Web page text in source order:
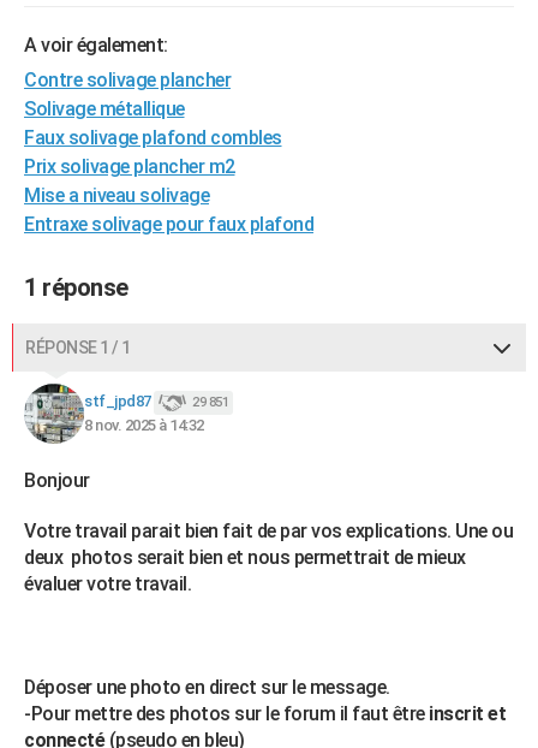
A voir également:
Contre solivage plancher
Solivage métallique
Faux solivage plafond combles
Prix solivage plancher m2
Mise a niveau solivage
Entraxe solivage pour faux plafond
1 réponse
RÉPONSE 1 / 1
stf_jpd87 29 851
8 nov. 2025 à 14:32
Bonjour
Votre travail parait bien fait de par vos explications. Une ou
deux photos serait bien et nous permettrait de mieux
évaluer votre travail.
Déposer une photo en direct sur le message.
-Pour mettre des photos sur le forum il faut êtreinscrit et
connecté (pseudo en bleu)